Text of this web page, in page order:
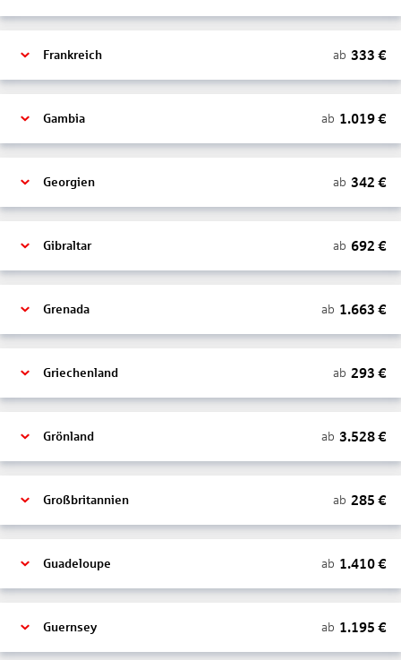
Frankreich ab 333 €
Gambia ab 1.019€
Georgien ab 342 €
Gibraltar ab 692 €
Grenada ab 1.663 €
Griechenland ab 293 €
Grönland ab 3.528€
Großbritannien ab 285 €
Guadeloupe ab 1.410€
Guernsey ab 1.195 €